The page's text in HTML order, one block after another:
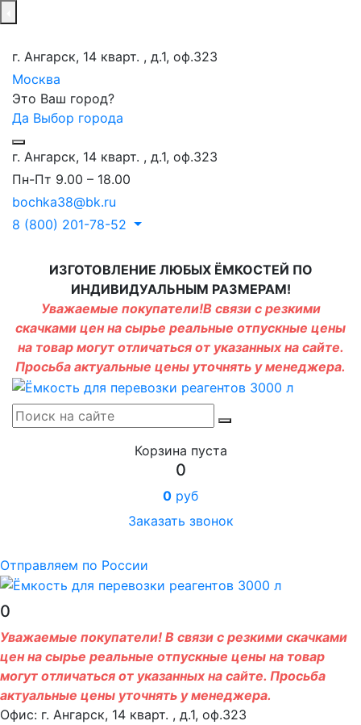
г. Ангарск, 14 кварт. , д.1, оф.323
Москва
Это Ваш город?
Да Выбор города
г. Ангарск, 14 кварт. , д.1, оф.323
Пн-Пт 9.00 – 18.00
bochka38@bk.ru
8 (800) 201-78-52
ИЗГОТОВЛЕНИЕ ЛЮБЫХ ЁМКОСТЕЙ ПО
ИНДИВИДУАЛЬНЫМ РАЗМЕРАМ!
Уважаемые покупатели!В связи с резкими
скачками цен на сырье реальные отпускные цены
на товар могут отличаться от указанных на сайте.
Просьба актуальные цены уточнять у менеджера.
Корзина пуста
0
0 руб
Заказать звонок
Отправляем по России
0
Уважаемые покупатели! В связи с резкими скачками
цен на сырье реальные отпускные цены на товар
могут отличаться от указанных на сайте. Просьба
актуальные цены уточнять у менеджера.
Офис: г. Ангарск, 14 кварт. , д.1, оф.323